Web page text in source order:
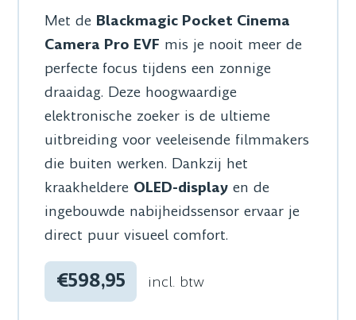
Met de Blackmagic Pocket Cinema
Camera Pro EVF mis je nooit meer de
perfecte focus tijdens een zonnige
draaidag. Deze hoogwaardige
elektronische zoeker is de ultieme
uitbreiding voor veeleisende filmmakers
die buiten werken. Dankzij het
kraakheldere OLED-display en de
ingebouwde nabijheidssensor ervaar je
direct puur visueel comfort.
€598,95 incl. btw